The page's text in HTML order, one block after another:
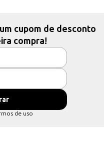
cupom de desconto
compra!
de uso